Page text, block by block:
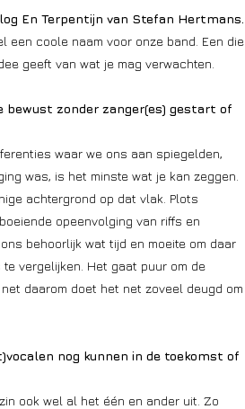
En Terpentijn van Stefan Hertmans.
een coole naam voor onze band. Een die
geeft van wat je mag verwachten.
zonder zanger(es) gestart of
waar we ons aan spiegelden,
was, is het minste wat je kan zeggen.
achtergrond op dat vlak. Plots
opeenvolging van riffs en
behoorlijk wat tijd en moeite om daar
vergelijken. Het gaat puur om de
daarom doet het net zoveel deugd om
nog kunnen in de toekomst of
ook wel al het één en ander uit. Zo